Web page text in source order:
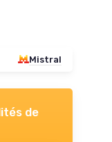
Mistral
de